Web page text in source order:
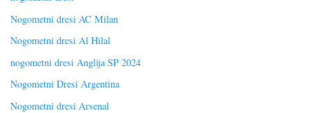
Nogometni dresi AC Milan
Nogometni dresi Al Hilal
nogometni dresi Anglija SP 2024
Nogometni Dresi Argentina
Nogometni dresi Arsenal